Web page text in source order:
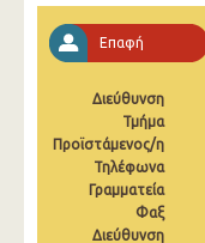
2013
2011
2010
2009
Επαφή
Διεύθυνση
Τμήμα
Προϊστάμενος/η
Τηλέφωνα
Γραμματεία
Φαξ
Διεύθυνση